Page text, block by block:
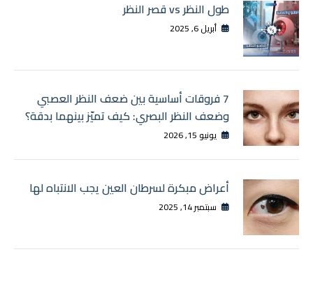
طول النظر vs قصر النظر
أبريل 6, 2025
7 فروقات أساسية بين ضعف النظر العصبي
وضعف النظر البصري: كيف تميّز بينهما بدقة؟
يونيو 15, 2026
أعراض مبكرة لسرطان العين يجب الانتباه لها
سبتمبر 14, 2025